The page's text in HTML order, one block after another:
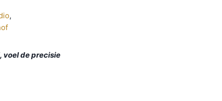
,
voel de precisie